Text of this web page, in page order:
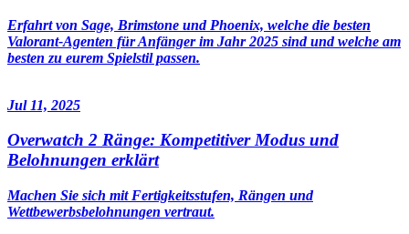
Erfahrt von Sage, Brimstone und Phoenix, welche die besten
Valorant-Agenten für Anfänger im Jahr 2025 sind und welche am
besten zu eurem Spielstil passen.
Jul 11, 2025
Overwatch 2 Ränge: Kompetitiver Modus und
Belohnungen erklärt
Machen Sie sich mit Fertigkeitsstufen, Rängen und
Wettbewerbsbelohnungen vertraut.